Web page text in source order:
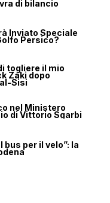
di bilancio
Inviato Speciale
Persico?
togliere il mio
Zaki dopo
Sisi
nel Ministero
di Vittorio Sgarbi
per il velo”: la